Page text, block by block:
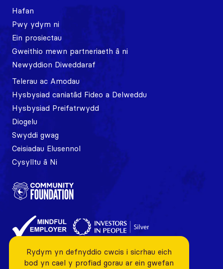
Hafan
Pwy ydym ni
Ein prosiectau
Gweithio mewn partneriaeth â ni
Newyddion Diweddaraf
Telerau ac Amodau
Hysbysiad caniatâd Fideo a Delweddu
Hysbysiad Preifatrwydd
Diogelu
Swyddi gwag
Ceisiadau Elusennol
Cysylltu â Ni
Rydym yn defnyddio cwcis i sicrhau eich
bod yn cael y profiad gorau ar ein gwefan